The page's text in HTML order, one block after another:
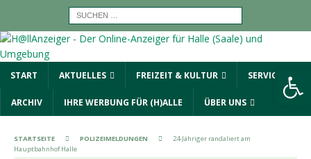
START AKTUELLES FREIZEIT & KULTUR SERVICE
ARCHIV IHRE WERBUNG FÜR (H)ALLE ÜBER UNS
STARTSEITE POLIZEIMELDUNGEN
24-Jähriger randaliert am
Hauptbahnhof Halle
Werkzeugleiste öffnen